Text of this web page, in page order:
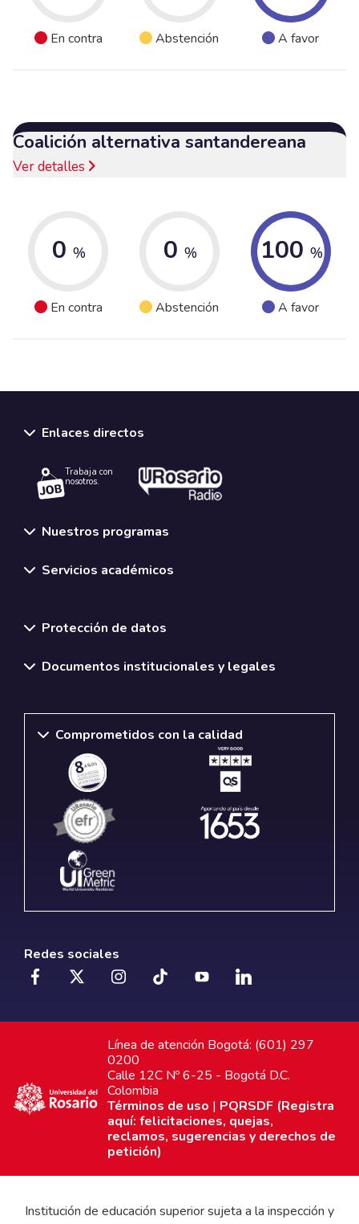
En contra Abstención A favor
Coalición alternativa santandereana
Ver detalles
0 %
En contra
0 %
Abstención
100 %
A favor
Enlaces directos
Trabaja con
nosotros.
Nuestros programas
Servicios académicos
Protección de datos
Documentos institucionales y legales
Comprometidos con la calidad
Redes sociales
Línea de atención Bogotá: (601) 297
0200
Calle 12C Nº 6-25 - Bogotá D.C.
Colombia
Términos de uso | PQRSDF (Registra
aquí: felicitaciones, quejas,
reclamos, sugerencias y derechos de
petición)
Institución de educación superior sujeta a la inspección y